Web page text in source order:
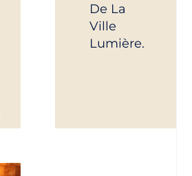
De La
Ville
Lumière.